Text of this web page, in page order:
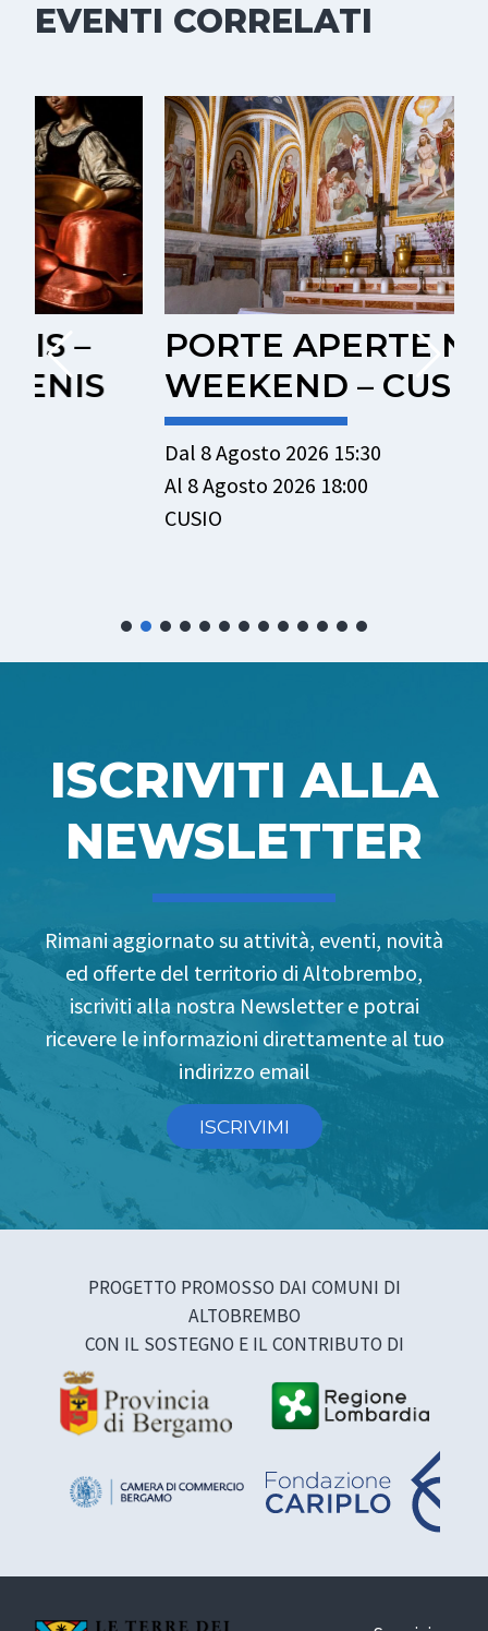
EVENTI CORRELATI
PORTE APERTE NEL
WEEKEND – CUSIO
Dal 8 Agosto 2026 15:30
Al 8 Agosto 2026 18:00
ISCRIVITI ALLA
NEWSLETTER
Rimani aggiornato su attività, eventi, novità
ed offerte del territorio di Altobrembo,
iscriviti alla nostra Newsletter e potrai
ricevere le informazioni direttamente al tuo
indirizzo email
ISCRIVIMI
PROGETTO PROMOSSO DAI COMUNI DI
ALTOBREMBO
CON IL SOSTEGNO E IL CONTRIBUTO DI